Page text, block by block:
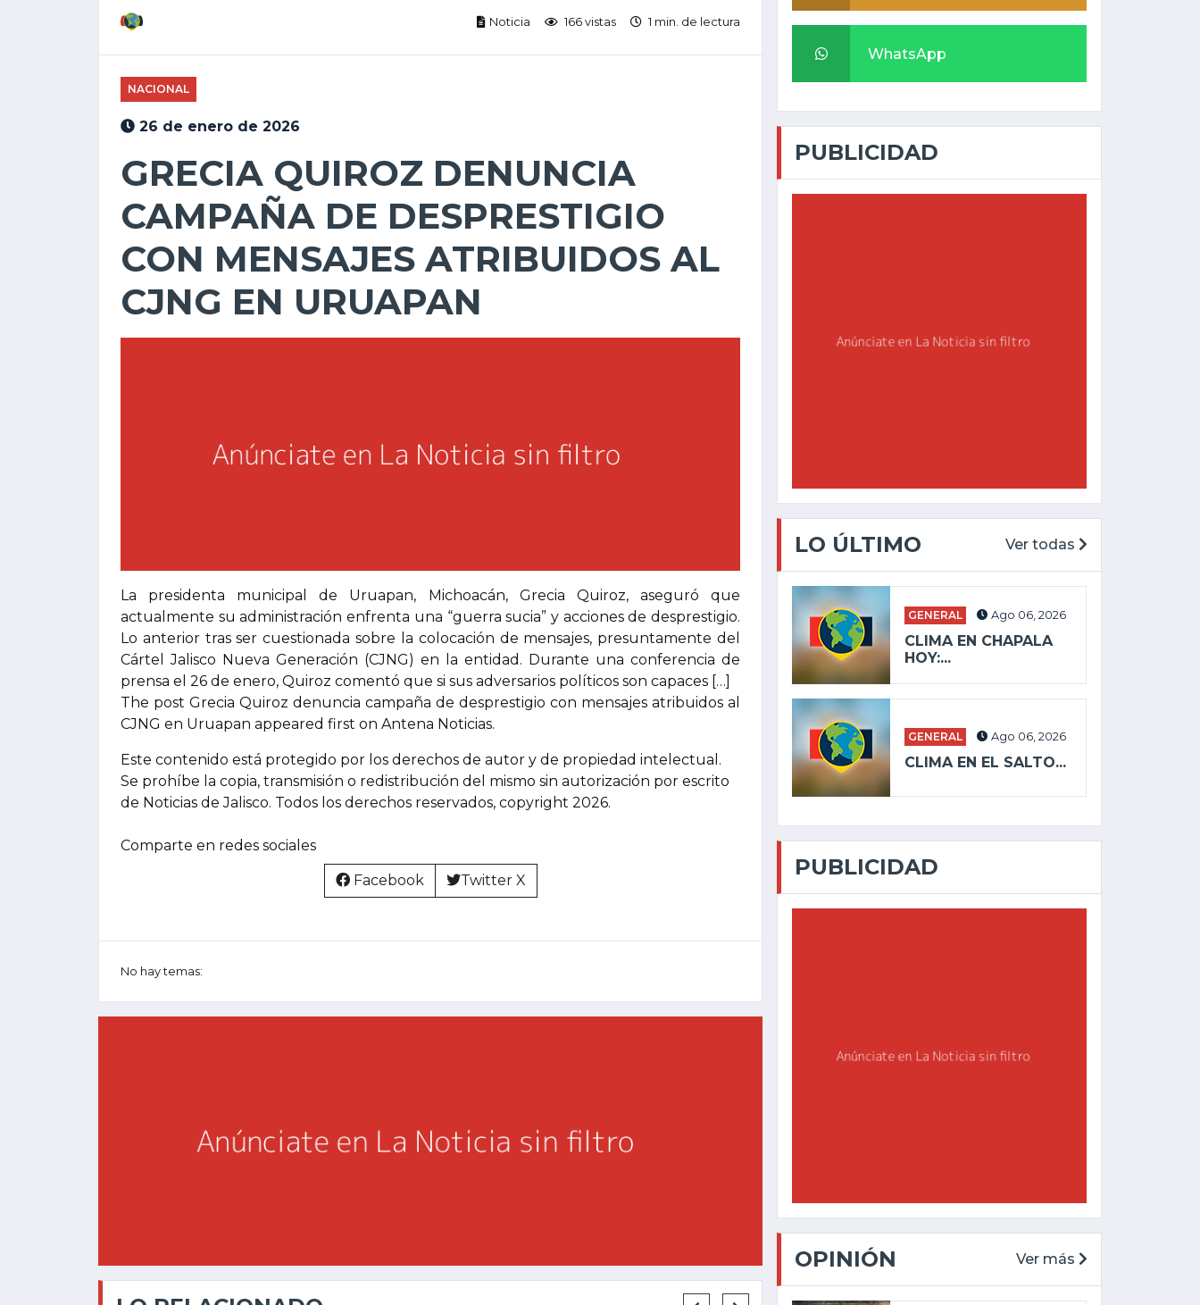
Noticia 166 vistas 1 min. de lectura
NACIONAL
26 de enero de 2026
GRECIA QUIROZ DENUNCIA
CAMPAÑA DE DESPRESTIGIO
CON MENSAJES ATRIBUIDOS AL
CJNG EN URUAPAN
La presidenta municipal de Uruapan, Michoacán, Grecia Quiroz, aseguró que
actualmente su administración enfrenta una “guerra sucia” y acciones de desprestigio.
Lo anterior tras ser cuestionada sobre la colocación de mensajes, presuntamente del
Cártel Jalisco Nueva Generación (CJNG) en la entidad. Durante una conferencia de
prensa el 26 de enero, Quiroz comentó que si sus adversarios políticos son capaces […]
The post Grecia Quiroz denuncia campaña de desprestigio con mensajes atribuidos al
CJNG en Uruapan appeared first on Antena Noticias.
Este contenido está protegido por los derechos de autor y de propiedad intelectual.
Se prohíbe la copia, transmisión o redistribución del mismo sin autorización por escrito
de Noticias de Jalisco. Todos los derechos reservados, copyright 2026.
Comparte en redes sociales
Facebook Twitter X
No hay temas:
WhatsApp
PUBLICIDAD
LO ÚLTIMO Ver todas
GENERAL Ago 06, 2026
CLIMA EN CHAPALA
HOY:...
GENERAL Ago 06, 2026
CLIMA EN EL SALTO...
PUBLICIDAD
OPINIÓN Ver más